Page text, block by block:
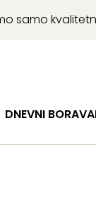
samo
DNEVNI